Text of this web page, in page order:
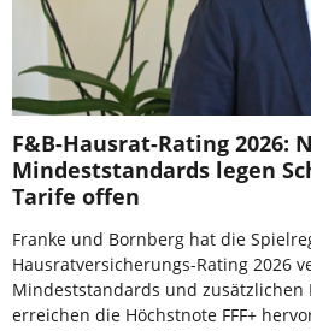
F&B-Hausrat-Rating 2026:
Mindeststandards legen
Tarife offen
Franke und Bornberg hat die
Hausratversicherungs-Rating 2026
Mindeststandards und zusätzlichen
erreichen die Höchstnote FFF+